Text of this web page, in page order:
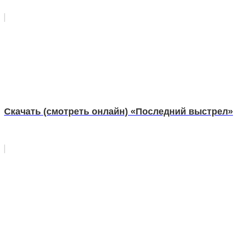
Скачать (смотреть онлайн) «Последний выстрел»